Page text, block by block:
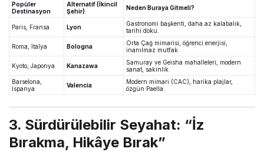
Popüler
Destinasyon
Alternatif (İkincil
Şehir)
Neden Buraya Gitmeli?
Paris, Fransa Lyon
Gastronomi başkenti, daha az kalabalık,
tarihi doku.
Roma, İtalya Bologna
Orta Çağ mimarisi, öğrenci enerjisi,
inanılmaz mutfak.
Kyoto, Japonya Kanazawa
Samuray ve Geisha mahalleleri, modern
sanat, sakinlik.
Barselona,
İspanya
Valencia
Modern mimari (CAC), harika plajlar,
özgün Paella.
3. Sürdürülebilir Seyahat: “İz
Bırakma, Hikâye Bırak”